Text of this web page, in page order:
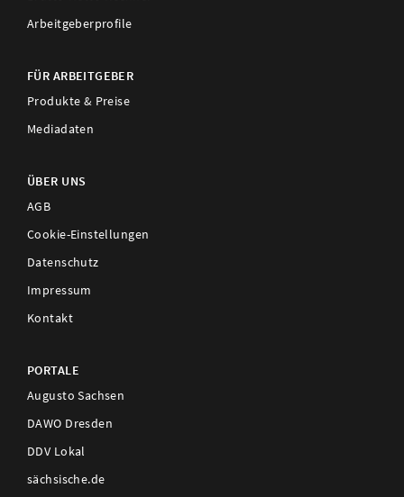
Arbeitgeberprofile
FÜR ARBEITGEBER
Produkte & Preise
Mediadaten
ÜBER UNS
AGB
Cookie-Einstellungen
Datenschutz
Impressum
Kontakt
PORTALE
Augusto Sachsen
DAWO Dresden
DDV Lokal
sächsische.de